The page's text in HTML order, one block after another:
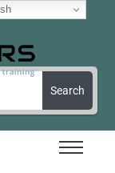
Search